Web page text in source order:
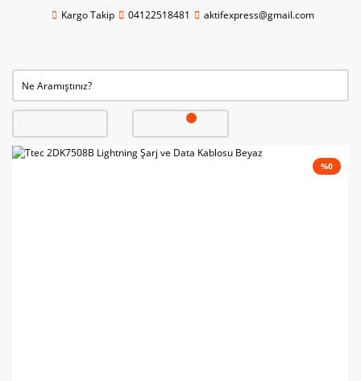
Kargo Takip 04122518481 aktifexpress@gmail.com
%0